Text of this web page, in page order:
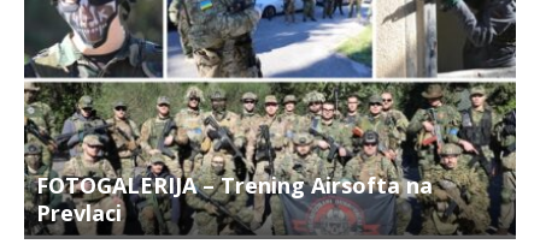
FOTOGALERIJA – Trening Airsofta na
Prevlaci